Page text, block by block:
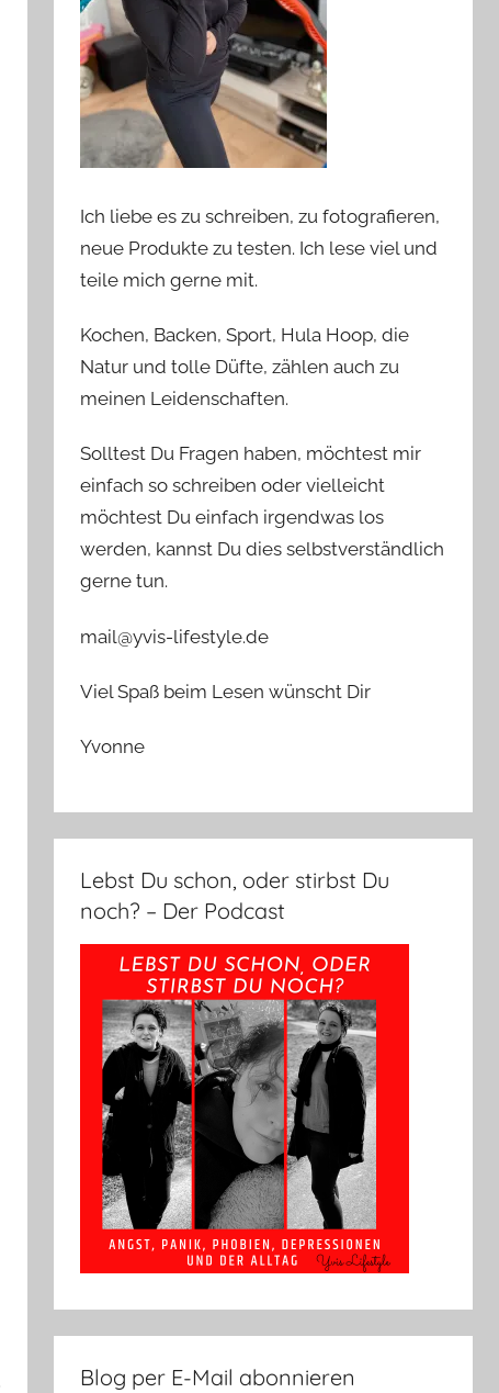
Ich liebe es zu schreiben, zu fotografieren,
neue Produkte zu testen. Ich lese viel und
teile mich gerne mit.
Kochen, Backen, Sport, Hula Hoop, die
Natur und tolle Düfte, zählen auch zu
meinen Leidenschaften.
Solltest Du Fragen haben, möchtest mir
einfach so schreiben oder vielleicht
möchtest Du einfach irgendwas los
werden, kannst Du dies selbstverständlich
gerne tun.
mail@yvis-lifestyle.de
Viel Spaß beim Lesen wünscht Dir
Yvonne
Lebst Du schon, oder stirbst Du
noch? – Der Podcast
Blog per E-Mail abonnieren